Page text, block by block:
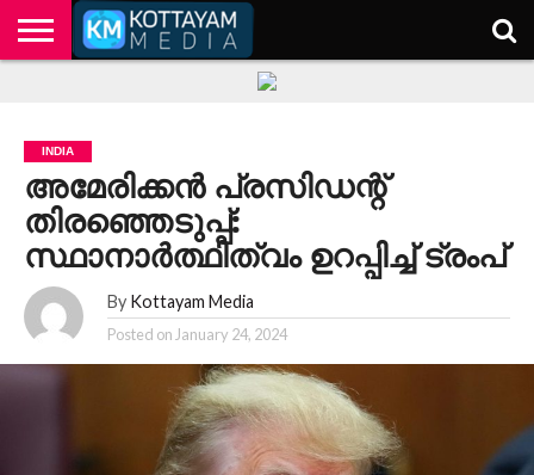
INDIA
അമേരിക്കന്‍ പ്രസിഡന്റ്
തിരഞ്ഞെടുപ്പ്:
സ്ഥാനാർത്ഥിത്വം ഉറപ്പിച്ച് ട്രംപ്
By Kottayam Media
Posted on January 24, 2024